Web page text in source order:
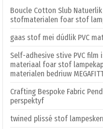
Boucle Cotton Slub
stofmaterialen foar stof
gaas stof mei dúdlik PVC
Self-adhesive stive PVC
materiaal foar stof
materialen bedriuw
Crafting Bespoke Fabric
perspektyf
twined plissé stof